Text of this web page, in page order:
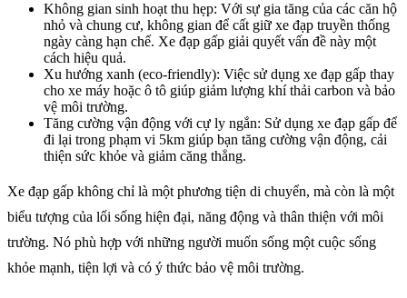
Không gian sinh hoạt thu hẹp: Với sự gia tăng của các căn hộ
nhỏ và chung cư, không gian để cất giữ xe đạp truyền thống
ngày càng hạn chế. Xe đạp gấp giải quyết vấn đề này một
cách hiệu quả.
Xu hướng xanh (eco-friendly): Việc sử dụng xe đạp gấp thay
cho xe máy hoặc ô tô giúp giảm lượng khí thải carbon và bảo
vệ môi trường.
Tăng cường vận động với cự ly ngắn: Sử dụng xe đạp gấp để
đi lại trong phạm vi 5km giúp bạn tăng cường vận động, cải
thiện sức khỏe và giảm căng thẳng.
Xe đạp gấp không chỉ là một phương tiện di chuyển, mà còn là một
biểu tượng của lối sống hiện đại, năng động và thân thiện với môi
trường. Nó phù hợp với những người muốn sống một cuộc sống
khỏe mạnh, tiện lợi và có ý thức bảo vệ môi trường.